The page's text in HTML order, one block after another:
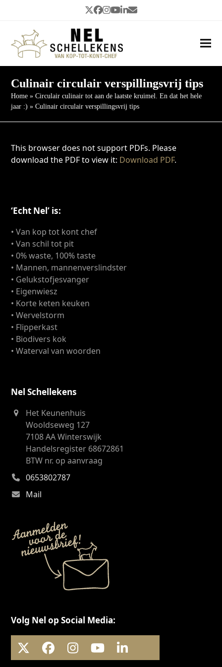
Twitter
Facebook
Instagram
YouTube
LinkedIn
E-Threads
Culinair circulair verspillingsvrij tips
Home »Circulair culinair tot aan de laatste kruimel. En dat het hele
jaar :) »Culinair circulair verspillingsvrij tips
This browser does not support PDFs. Please
download the PDF to view it: Download PDF.
‘Echt Nel’ is:
• Van kop tot kont chef
• Van schil tot pit
• 0% waste, 100% taste
• Mannen, mannenverslindster
• Gelukstofjesvanger
• Eigenwiesz
• Korte keten keuken
• Wervelstorm
• Flipperkast
• Biodivers kok
• Waterval van woorden
Nel Schellekens
Het Keunenhuis
Wooldseweg 127
7108 AA Winterswijk
Handelsregister 68672861
BTW nr. op aanvraag
0653802787
Mail
Volg Nel op Social Media:
X Facebook
Instagram
YouTubeLinkedIn